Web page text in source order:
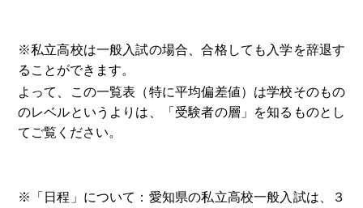
※私立高校は一般入試の場合、合格しても入学を辞退す
ることができます。
よって、この一覧表（特に平均偏差値）は学校そのもの
のレベルというよりは、「受験者の層」を知るものとし
てご覧ください。
※「日程」について：愛知県の私立高校一般入試は、３